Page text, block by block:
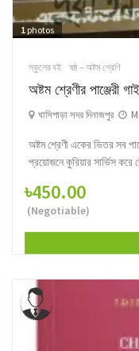
1 photos
স্কুলের বই ষষ্ঠ – অষ্টম শ্রেণি
অষ্টম শ্রেণীর পাঞ্জেরী
ঘাসিপাড়া সদর দিনাজপুর
অষ্টম শ্রেণী একের ভিতর সব
প্রয়োজনে কুরিয়ার সার্ভিস করে
৳450.00
(Negotiable)